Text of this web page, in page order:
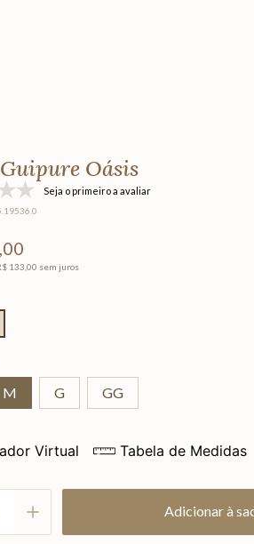
Oásis
Seja o primeiro a avaliar
,00
133 ,00 sem juros
M G GG
Virtual Tabela de Medidas
Adicionar à